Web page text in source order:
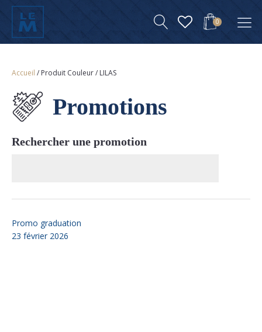
0
Accueil / Produit Couleur / LILAS
Promotions
Rechercher une promotion
Promo graduation
23 février 2026